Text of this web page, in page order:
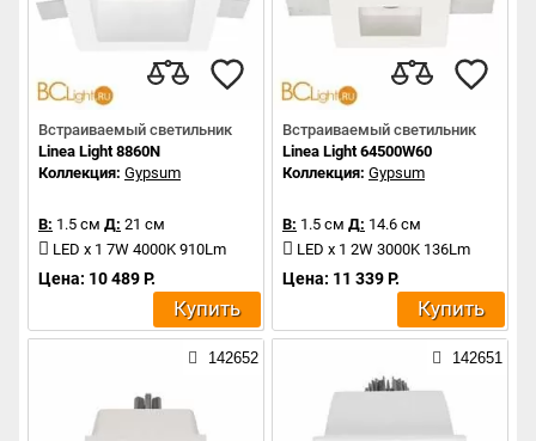
Встраиваемый светильник
Linea Light 8860N
Коллекция: Gypsum
В: 1.5 см Д: 21 см
LED x 1 7W 4000K 910Lm
Цена: 10 489 Р.
Купить
Встраиваемый светильник
Linea Light 64500W60
Коллекция: Gypsum
В: 1.5 см Д: 14.6 см
LED x 1 2W 3000K 136Lm
Цена: 11 339 Р.
Купить
142652 142651